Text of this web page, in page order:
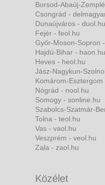
Borsod-Abaúj-
Csongrád -
Dunaújváros - duol.hu
Fejér - feol.hu
Győr-Moson-Sopron
Hajdú-Bihar - haon.hu
Heves - heol.hu
Jász-Nagykun-
Komárom-
Nógrád - nool.hu
Somogy - sonline.hu
Szabolcs-Szatmár-
Tolna - teol.hu
Vas - vaol.hu
Veszprém - veol.hu
Zala - zaol.hu
Közélet